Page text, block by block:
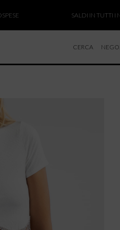
SALDI IN TUTTI I NOSTRI
CERCA